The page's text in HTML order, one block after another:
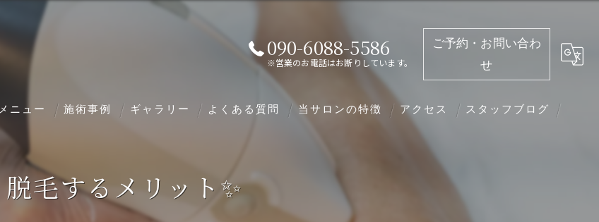
090-6088-5586
※営業のお電話はお断りしています。
ご予約・お問い合わ
せ
メニュー 施術事例 ギャラリー よくある質問 当サロンの特徴 アクセス スタッフブログ
脱毛するメリット✨